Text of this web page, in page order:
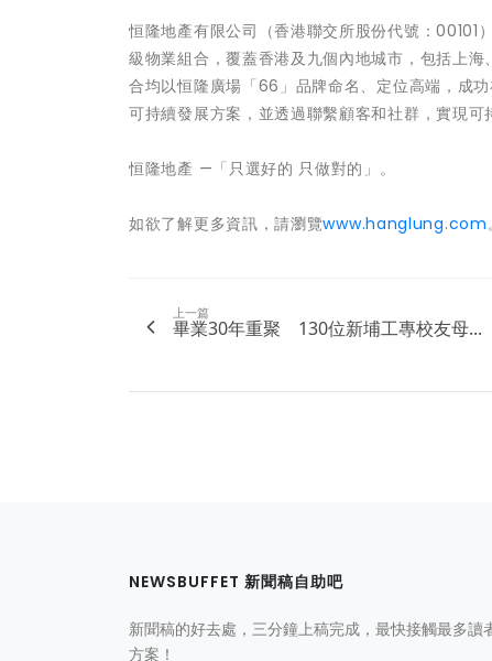
恒隆地產有限公司（香港聯交所股份代號：00101
級物業組合，覆蓋香港及九個內地城市，包括上
合均以恒隆廣場「66」品牌命名、定位高端，成
可持續發展方案，並透過聯繫顧客和社群，實現可
恒隆地產 —「只選好的 只做對的」。
如欲了解更多資訊，請瀏覽www.hanglung.com。
上一篇
畢業30年重聚 130位新埔工專校友母...
NEWSBUFFET 新聞稿自助吧
新聞稿的好去處，三分鐘上稿完成，最快接觸最多讀
方案！